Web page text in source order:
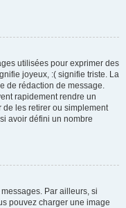
utilisées pour exprimer des
joyeux, :( signifie triste. La
de rédaction de message.
rapidement rendre un
les retirer ou simplement
avoir défini un nombre
Par ailleurs, si
pouvez charger une image